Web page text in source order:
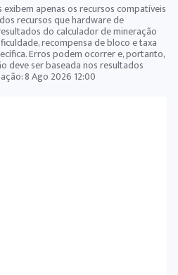
apenas os recursos compatíveis
recursos que hardware de
do calculador de mineração
recompensa de bloco e taxa
Erros podem ocorrer e, portanto,
deve ser baseada nos resultados
8 Ago 2026 12:00